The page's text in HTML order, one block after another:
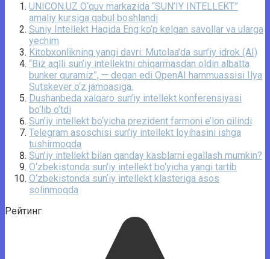
UNICON.UZ O‘quv markazida “SUN’IY INTELLEKT”
amaliy kursiga qabul boshlandi
Suniy Intellekt Haqida Eng ko’p kelgan savollar va ularga
yechim
Kitobxonlikning yangi davri: Mutolaa’da sun’iy idrok (AI)
“Biz aqlli sun’iy intellektni chiqarmasdan oldin albatta
bunker quramiz”, — degan edi OpenAI hammuassisi Ilya
Sutskever o‘z jamoasiga.
Dushanbeda xalqaro sun’iy intellekt konferensiyasi
bo‘lib o‘tdi
Sun’iy intellekt bo‘yicha prezident farmoni e’lon qilindi
Telegram asoschisi sun’iy intellekt loyihasini ishga
tushirmoqda
Sun’iy intellekt bilan qanday kasblarni egallash mumkin?
O‘zbekistonda sun’iy intellekt bo‘yicha yangi tartib
O‘zbekistonda sunʼiy intellekt klasteriga asos
solinmoqda
Рейтинг